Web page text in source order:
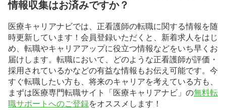
情報収集はお済みですか？
医療キャリアナビでは、正看護師の転職に関する情報を随
時更新しています！会員登録いただくと、新着求人をはじ
め、転職やキャリアアップに役立つ情報などをいち早くお
届けします。転職において、どのような正看護師が評価・
採用されているかなどの有益な情報もお伝え可能です。今
すぐ転職したい方も、将来のキャリアを考えている方も、
まずは医療専門転職サイト「医療キャリアナビ」の無料転
職サポートへのご登録をオススメします！